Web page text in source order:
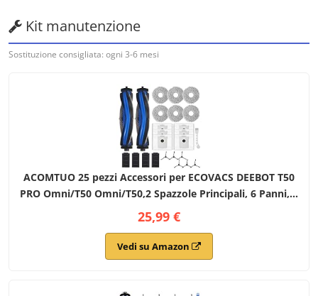
Kit manutenzione
Sostituzione consigliata: ogni 3-6 mesi
ACOMTUO 25 pezzi Accessori per ECOVACS DEEBOT T50
PRO Omni/T50 Omni/T50,2 Spazzole Principali, 6 Panni, 6
Sacchetti Raccoglipolvere, 6 Spazzole Laterali, 4 Filtri, 1
Spazzola di Pulizia
25,99 €
Vedi su Amazon